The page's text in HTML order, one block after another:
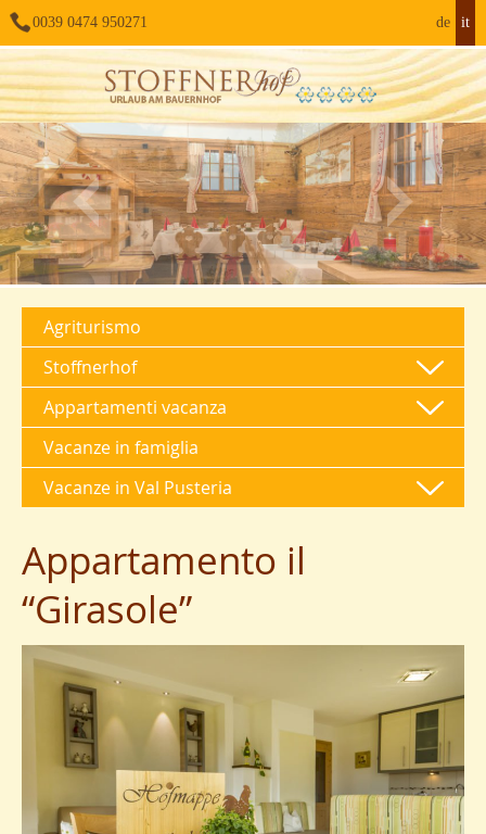
de it
0039 0474 950271
Agriturismo
Stoffnerhof
Appartamenti vacanza
Vacanze in famiglia
Vacanze in Val Pusteria
Appartamento il
“Girasole”